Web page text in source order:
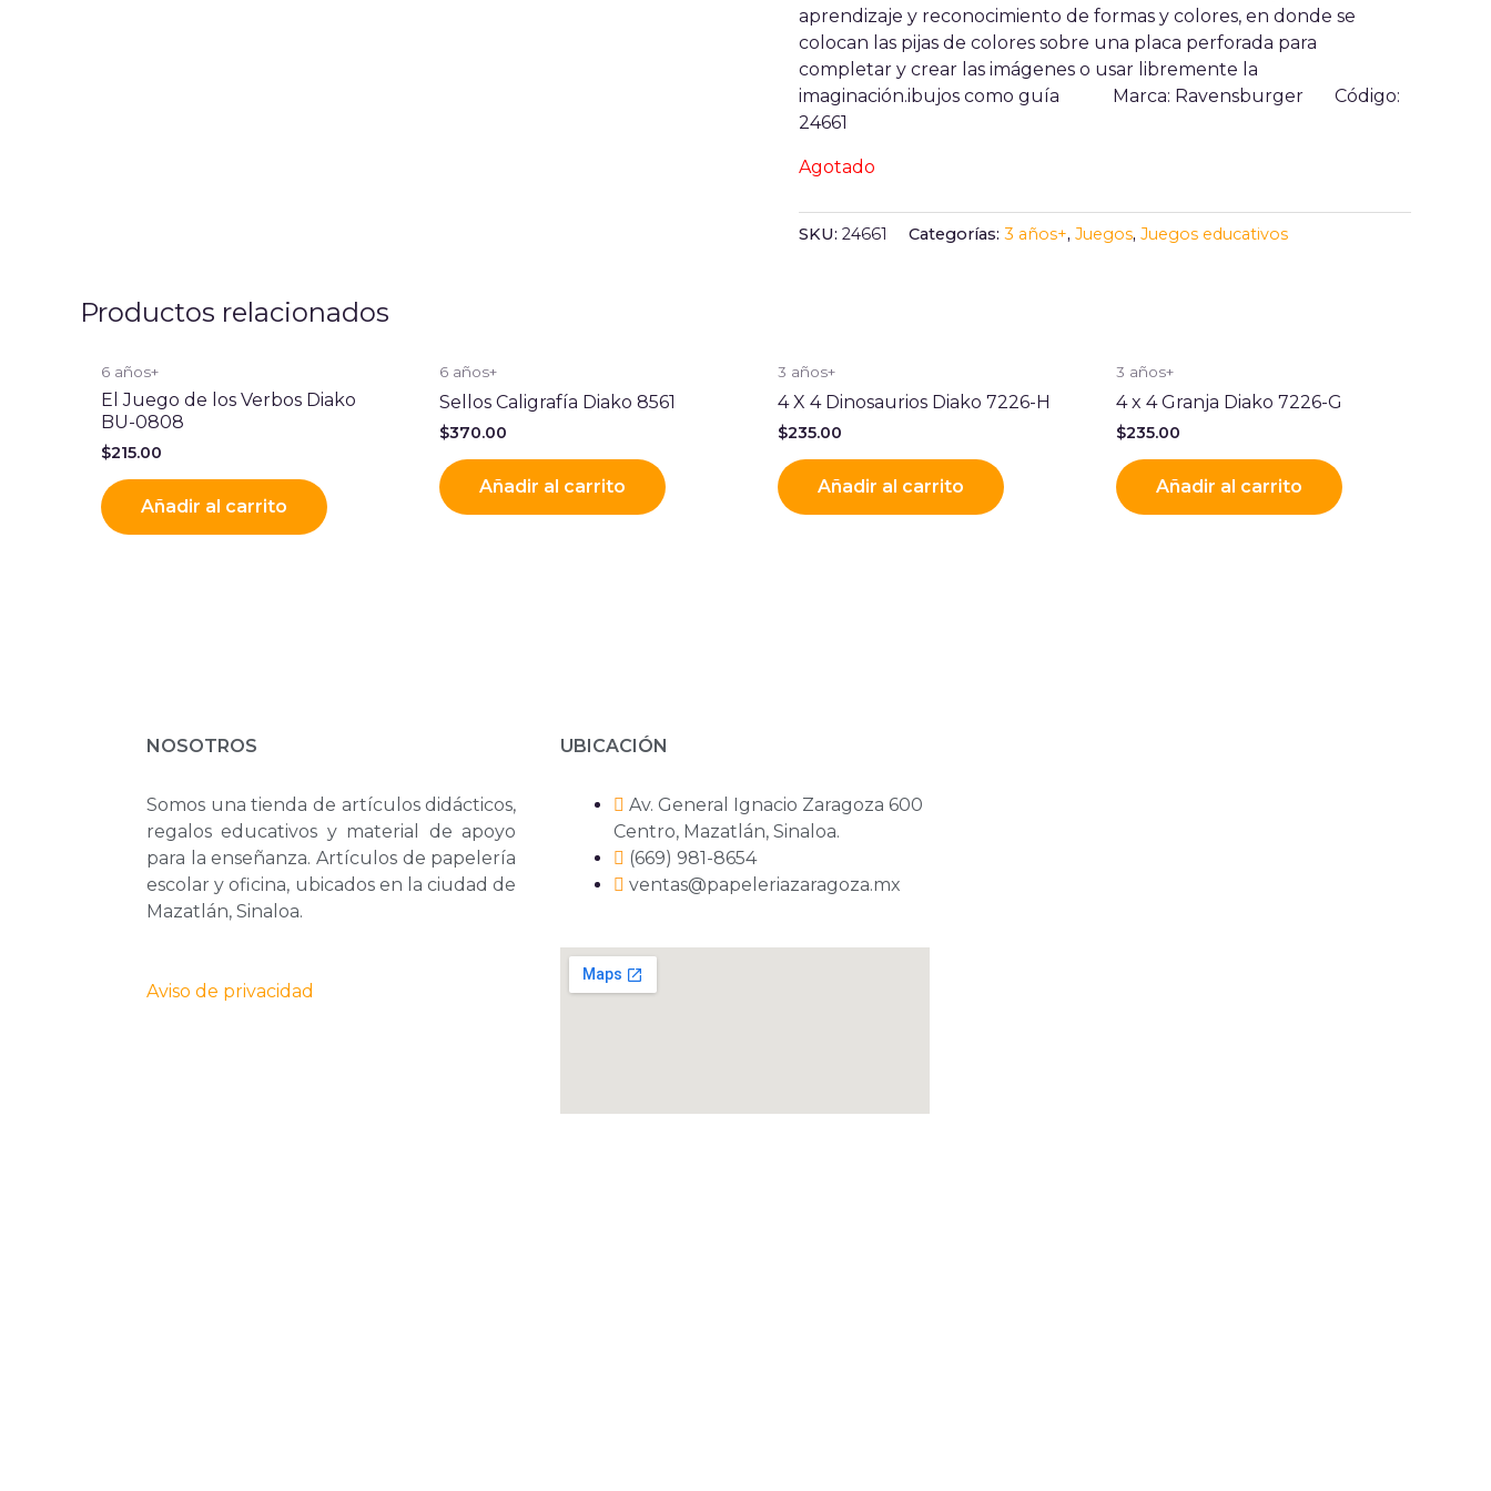
aprendizaje y reconocimiento de formas y colores, en donde se
colocan las pijas de colores sobre una placa perforada para
completar y crear las imágenes o usar libremente la
imaginación.ibujos como guía Marca: Ravensburger Código:
24661
Agotado
SKU: 24661 Categorías: 3 años+, Juegos, Juegos educativos
Productos relacionados
6 años+
El Juego de los Verbos Diako
BU-0808
$215.00
Añadir al carrito
6 años+
Sellos Caligrafía Diako 8561
$370.00
Añadir al carrito
3 años+
4 X 4 Dinosaurios Diako 7226-H
$235.00
Añadir al carrito
3 años+
4 x 4 Granja Diako 7226-G
$235.00
Añadir al carrito
NOSOTROS
Somos una tienda de artículos didácticos,
regalos educativos y material de apoyo
para la enseñanza. Artículos de papelería
escolar y oficina, ubicados en la ciudad de
Mazatlán, Sinaloa.
Aviso de privacidad
UBICACIÓN
Av. General Ignacio Zaragoza 600
Centro, Mazatlán, Sinaloa.
(669) 981-8654
ventas@papeleriazaragoza.mx